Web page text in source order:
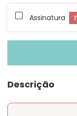
Assinatura 7
Descrição